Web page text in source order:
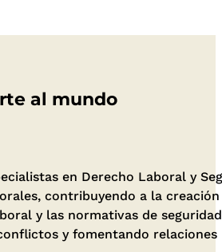
al mundo
en Derecho Laboral y
contribuyendo a la
y las normativas de
y fomentando relaciones